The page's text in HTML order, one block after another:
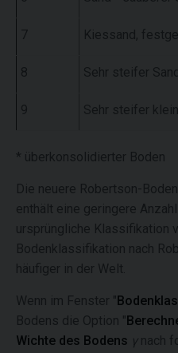
7 Kiessand,
8 Sehr steifer
9 Sehr steifer
* überkonsolidierter Boden
Die neuere Robertson-
enthält eine geringere
ursprüngliche Klassifikation
Bodenklassifikation nach
häufiger in der Welt.
Wenn im Fenster "
Bodens die Option "
Wichte des Bodens γnach